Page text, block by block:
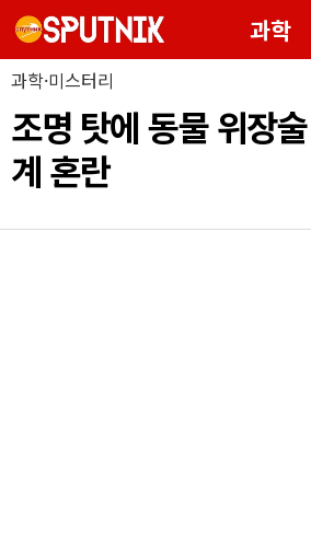
과학
과학·미스터리
조명 탓에 동물 위장
계 혼란